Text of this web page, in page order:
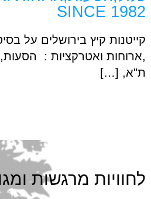
SINCE 1982
קייטנות קיץ בירושלים על
,ארוחות ואטרקציות :
ת"א, […]
לחוויות מרגשות